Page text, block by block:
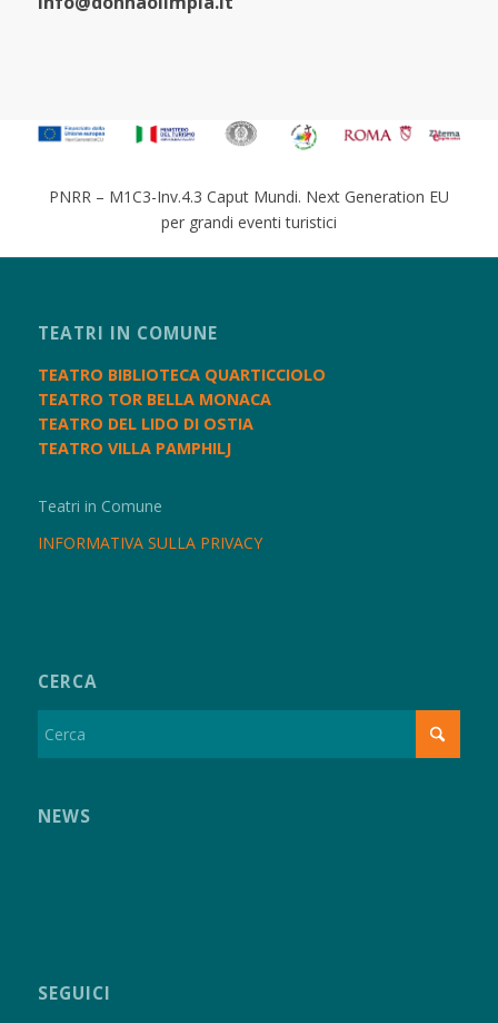
PNRR – M1C3-Inv.4.3 Caput Mundi. Next Generation EU
per grandi eventi turistici
TEATRI IN COMUNE
TEATRO BIBLIOTECA QUARTICCIOLO
TEATRO TOR BELLA MONACA
TEATRO DEL LIDO DI OSTIA
TEATRO VILLA PAMPHILJ
Teatri in Comune
INFORMATIVA SULLA PRIVACY
CERCA
NEWS
SEGUICI